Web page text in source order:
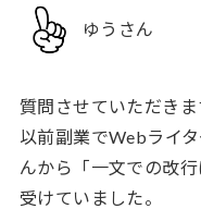
ゆうさん
質問させていただきま
以前副業でWebライ
んから「一文での改
受けていました。